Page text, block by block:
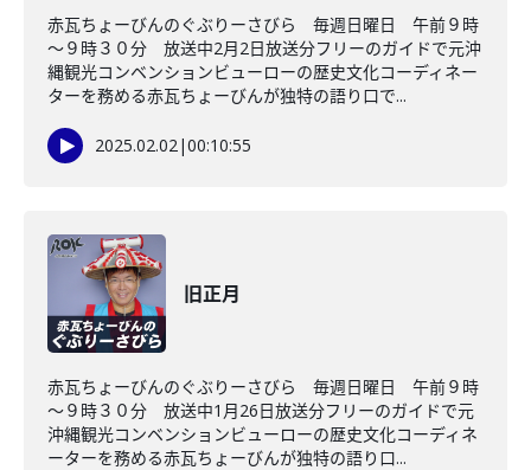
赤瓦ちょーびんのぐぶりーさびら 毎週日曜日 午前９時
～９時３０分 放送中2月2日放送分フリーのガイドで元沖
縄観光コンベンションビューローの歴史文化コーディネー
ターを務める赤瓦ちょーびんが独特の語り口で...
2025.02.02|00:10:55
旧正月
赤瓦ちょーびんのぐぶりーさびら 毎週日曜日 午前９時
～９時３０分 放送中1月26日放送分フリーのガイドで元
沖縄観光コンベンションビューローの歴史文化コーディネ
ーターを務める赤瓦ちょーびんが独特の語り口...